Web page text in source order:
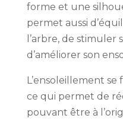
forme et une
permet aussi
l’arbre, de stimuler
d’améliorer son
L’ensoleillement
ce qui permet de
pouvant être à